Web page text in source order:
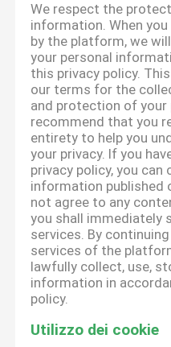
We respect the
information. When
by the platform, we
your personal
this privacy policy.
our terms for the
and protection of
recommend that you
entirety to help you
your privacy. If you
privacy policy, you
information published
not agree to any
you shall immediately
services. By
services of the
lawfully collect, use,
information in
policy.
Utilizzo dei cookie